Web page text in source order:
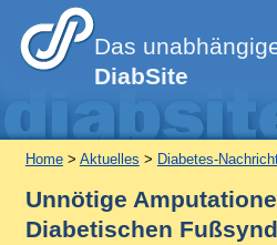
Das
DiabSite
Home> Aktuelles > Diabetes-
Unnötige
Diabetischen